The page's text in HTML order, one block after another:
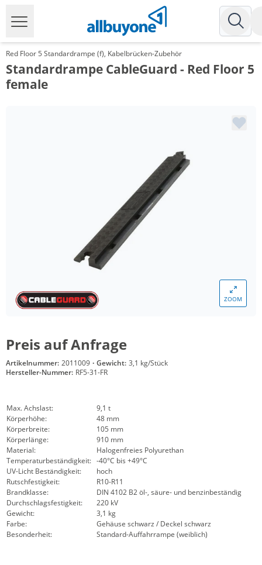
Red Floor 5 Standardrampe (f), Kabelbrücken-Zubehör
Standardrampe CableGuard - Red Floor 5
female
ZOOM
Preis auf Anfrage
Artikelnummer: 2011009 · Gewicht: 3,1 kg/Stück
Hersteller-Nummer: RF5-31-FR
Max. Achslast:
9,1 t
Körperhöhe:
48 mm
Körperbreite:
105 mm
Körperlänge:
910 mm
Material:
Halogenfreies Polyurethan
Temperaturbeständigkeit: -40°C bis +49°C
UV-Licht Beständigkeit:
hoch
Rutschfestigkeit:
R10-R11
Brandklasse:
DIN 4102 B2 öl-, säure- und benzinbeständig
Durchschlagsfestigkeit:
220 kV
Gewicht:
3,1 kg
Farbe:
Gehäuse schwarz / Deckel schwarz
Besonderheit:
Standard-Auffahrrampe (weiblich)